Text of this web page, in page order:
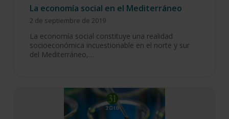
La economía social en el Mediterráneo
2 de septiembre de 2019
La economía social constituye una realidad
socioeconómica incuestionable en el norte y sur
del Mediterráneo,…